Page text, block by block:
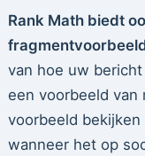
Rank Math biedt
van hoe uw
een voorbeeld van
voorbeeld
wanneer het op